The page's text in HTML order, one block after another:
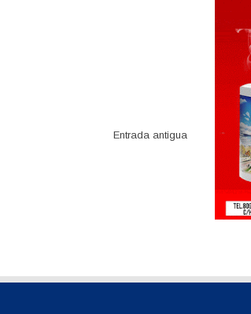
Entrada antigua